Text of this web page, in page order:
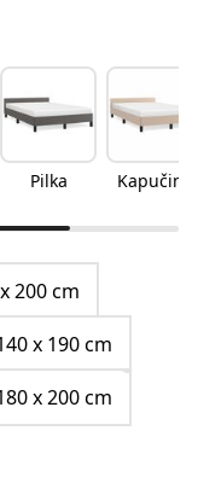
Pilka Kapučino
200 cm
x 190 cm
x 200 cm